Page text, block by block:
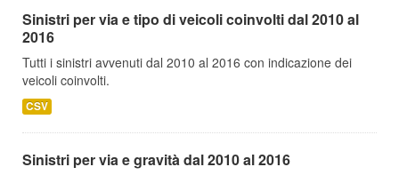
Sinistri per via e tipo di veicoli coinvolti dal 2010 al
2016
Tutti i sinistri avvenuti dal 2010 al 2016 con indicazione dei
veicoli coinvolti.
CSV
Sinistri per via e gravità dal 2010 al 2016